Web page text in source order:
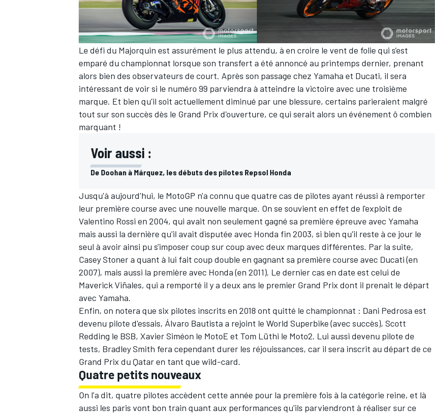
AUTRES CHAMPIONNATS
Le défi du Majorquin est assurément le plus attendu, à en croire le vent de folie qui s'est
emparé du championnat lorsque son transfert a été annoncé au printemps dernier, prenant
alors bien des observateurs de court. Après son passage chez Yamaha et Ducati, il sera
intéressant de voir si le numéro 99 parviendra à atteindre la victoire avec une troisième
marque. Et bien qu'il soit actuellement diminué par une blessure, certains parieraient malgré
tout sur son succès dès le Grand Prix d'ouverture, ce qui serait alors un événement ô combien
marquant !
Voir aussi :
De Doohan à Márquez, les débuts des pilotes Repsol Honda
Jusqu'à aujourd'hui, le MotoGP n'a connu que quatre cas de pilotes ayant réussi à remporter
leur première course avec une nouvelle marque. On se souvient en effet de l'exploit de
Valentino Rossi en 2004, qui avait non seulement gagné sa première épreuve avec Yamaha
mais aussi la dernière qu'il avait disputée avec Honda fin 2003, si bien qu'il reste à ce jour le
seul à avoir ainsi pu s'imposer coup sur coup avec deux marques différentes. Par la suite,
Casey Stonera quant à lui fait coup double en gagnant sa première course avec Ducati (en
2007), mais aussi la première avec Honda (en 2011). Le dernier cas en date est celui de
Maverick Viñales, qui a remporté il y a deux ans le premier Grand Prix dont il prenait le départ
avec Yamaha.
Enfin, on notera que six pilotes inscrits en 2018 ont quitté le championnat : Dani Pedrosa est
devenu pilote d'essais, Álvaro Bautista a rejoint le World Superbike (avec succès), Scott
Redding le BSB, Xavier Siméon le MotoE et Tom Lüthi le Moto2. Lui aussi devenu pilote de
tests, Bradley Smith fera cependant durer les réjouissances, car il sera inscrit au départ de ce
Grand Prix du Qatar en tant que wild-card.
Quatre petits nouveaux
On l'a dit, quatre pilotes accèdent cette année pour la première fois à la catégorie reine, et là
aussi les paris vont bon train quant aux performances qu'ils parviendront à réaliser sur ce